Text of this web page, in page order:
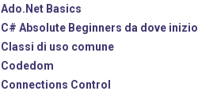
Ado.Net Basics
C# Absolute Beginners da dove inizio
Classi di uso comune
Codedom
Connections Control